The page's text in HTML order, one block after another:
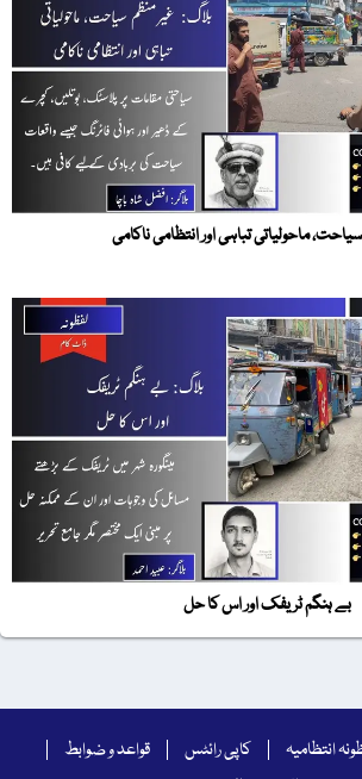
ماحولیاتی تباہی اور انتظامی ناکامی
بے ہنگم ٹریفک اور اس کا حل
انتظامیہ کاپی رائٹس
قواعد و ضوابط